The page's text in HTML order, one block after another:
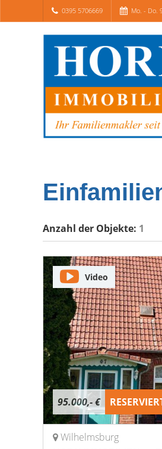
0395 5706669 Mo. - Do.
Anzahl der Objekte: 1
95.000,- €
Video
Wilhelmsburg